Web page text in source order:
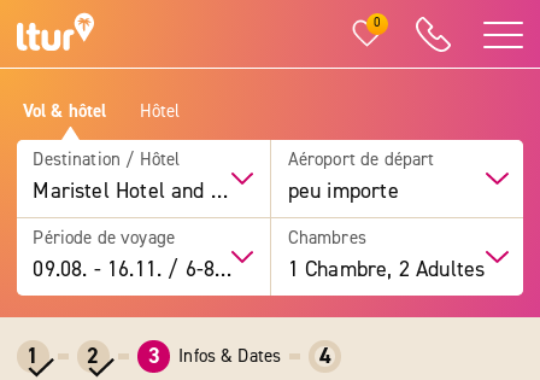
0
Vol & hôtel Hôtel
Destination / Hôtel
Maristel Hotel and Spa
Aéroport de départ
peu importe
Période de voyage
09.08. -16.11. / 6-8 jours
Chambres
1 Chambre, 2 Adultes
1 2 3 Infos & Dates 4